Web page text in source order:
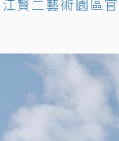
江賢二藝術園區